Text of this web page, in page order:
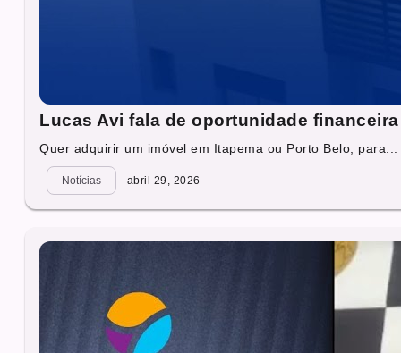
Lucas Avi fala de oportunidade
Quer adquirir um imóvel em Itapema ou Porto Belo, para...
Notícias abril 29, 2026